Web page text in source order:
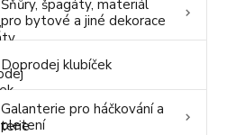
Šňůry, špagáty, materiál
pro bytové a jiné dekorace
Doprodej klubíček
Galanterie pro háčkování a
pletení